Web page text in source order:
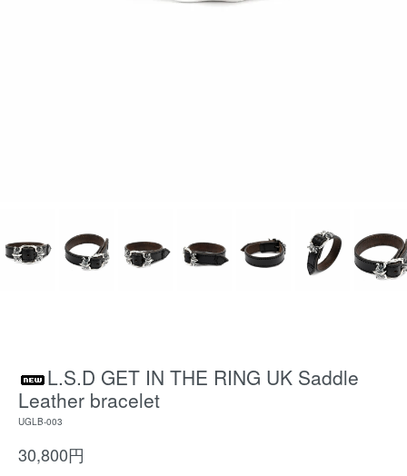
L.S.D GET IN THE RING UK Saddle
Leather bracelet
UGLB-003
30,800円